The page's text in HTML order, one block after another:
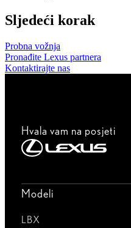
Sljedeći korak
Probna vožnja
Pronađite Lexus partnera
Kontaktirajte nas
Hvala vam na posjeti
Modeli
LBX